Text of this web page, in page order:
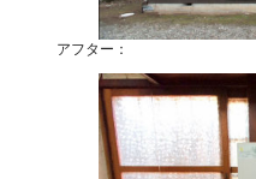
アフター：